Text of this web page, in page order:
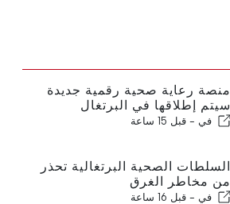
منصة رعاية صحية رقمية جديدة
سيتم إطلاقها في البرتغال
في - قبل 15 ساعة
السلطات الصحية البرتغالية تحذر
من مخاطر الغرق
في - قبل 16 ساعة